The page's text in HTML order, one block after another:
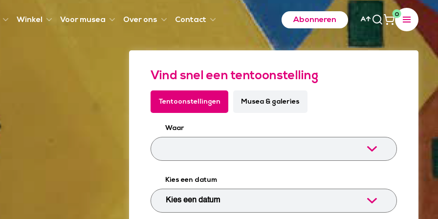
Winkel Voor musea Over ons Contact Abonneren
0
Vind snel een tentoonstelling
Tentoonstellingen Musea & galeries
Waar
Kies een datum